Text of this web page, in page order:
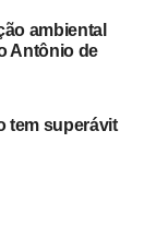
na
incluem
George
especialmente
ambiental
Antônio de
tem superávit